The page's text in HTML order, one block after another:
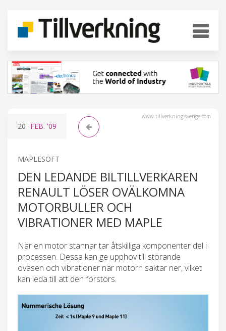
www.tillverkning-sverige.com
20 FEB. '09
MAPLESOFT
DEN LEDANDE BILTILLVERKAREN
RENAULT LÖSER OVÄLKOMNA
MOTORBULLER OCH
VIBRATIONER MED MAPLE
När en motor stannar tar åtskilliga komponenter del i
processen. Dessa kan ge upphov till störande
oväsen och vibrationer när motorn saktar ner, vilket
kan leda till att den förstörs.